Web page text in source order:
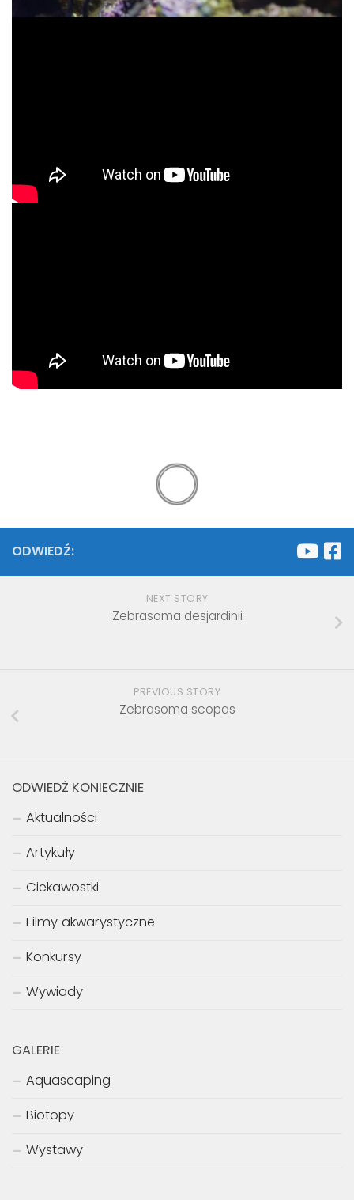
ODWIEDŹ:
NEXT STORY
Zebrasoma desjardinii
PREVIOUS STORY
Zebrasoma scopas
ODWIEDŹ KONIECZNIE
Aktualności
Artykuły
Ciekawostki
Filmy akwarystyczne
Konkursy
Wywiady
GALERIE
Aquascaping
Biotopy
Wystawy